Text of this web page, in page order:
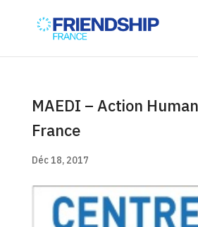
MAEDI – Action
France
Déc 18, 2017